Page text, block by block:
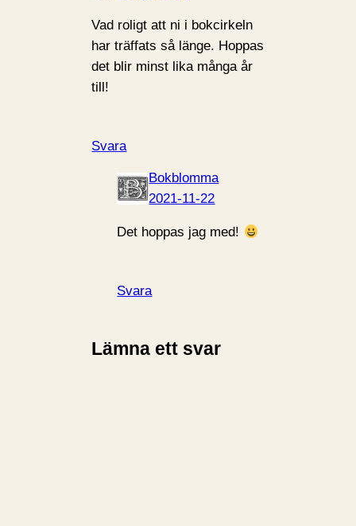
Vad roligt att ni i bokcirkeln
har träffats så länge. Hoppas
det blir minst lika många år
till!
Svara
Bokblomma
2021-11-22
Det hoppas jag med!
Svara
Lämna ett svar